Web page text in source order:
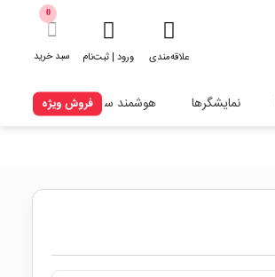
علاقه‌مندی ورود | ثبت‌نام
0
سبد خرید
نمایشگرها هوشمند سازیفروش ویژه